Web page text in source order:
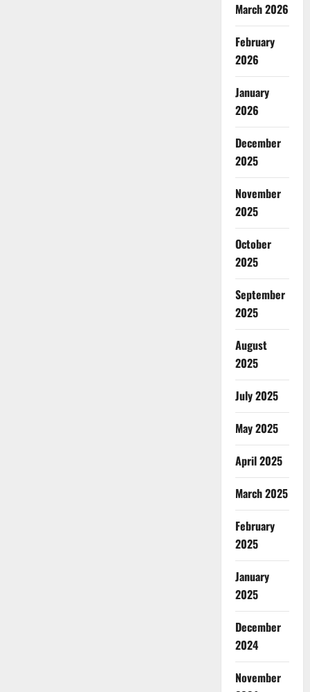
March 2026
February
2026
January
2026
December
2025
November
2025
October
2025
September
2025
August
2025
July 2025
May 2025
April 2025
March 2025
February
2025
January
2025
December
2024
November